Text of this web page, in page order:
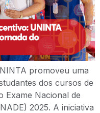
promoveu uma
dos cursos de
Exame Nacional de
2025. A iniciativa